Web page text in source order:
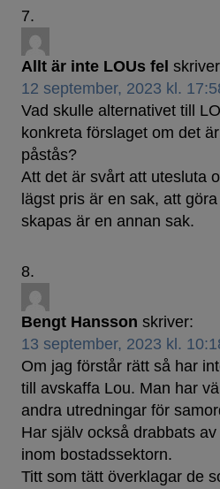
Allt är inte LOUs fel
12 september, 2023 kl.
Vad skulle alternativet till
konkreta förslaget om det
påstås?
Att det är svårt att utesluta
lägst pris är en sak, att
skapas är en annan sak.
Bengt Hansson skriver:
13 september, 2023 kl.
Om jag förstår rätt så har
till avskaffa Lou. Man har
andra utredningar för
Har själv också drabbats
inom bostadssektorn.
Titt som tätt överklagar de